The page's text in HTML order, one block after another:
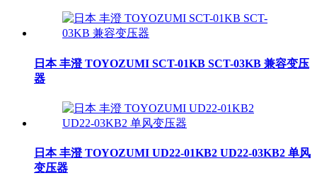
日本 丰澄 TOYOZUMI SCT-01KB SCT-03KB 兼容变压
器
日本 丰澄 TOYOZUMI UD22-01KB2 UD22-03KB2 单风
变压器